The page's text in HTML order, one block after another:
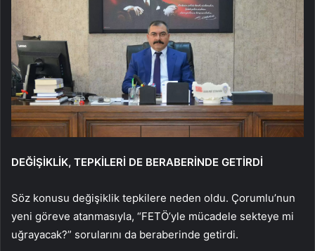
DEĞİŞİKLİK, TEPKİLERİ DE BERABERİNDE GETİRDİ
Söz konusu değişiklik tepkilere neden oldu. Çorumlu’nun
yeni göreve atanmasıyla, “FETÖ’yle mücadele sekteye mi
uğrayacak?” sorularını da beraberinde getirdi.